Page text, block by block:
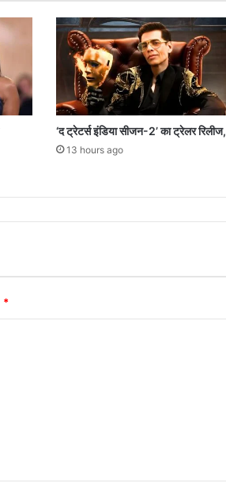
‘द ट्रेटर्स इंडिया सीजन-2’ का ट्रेलर रिलीज,
13 hours ago
*